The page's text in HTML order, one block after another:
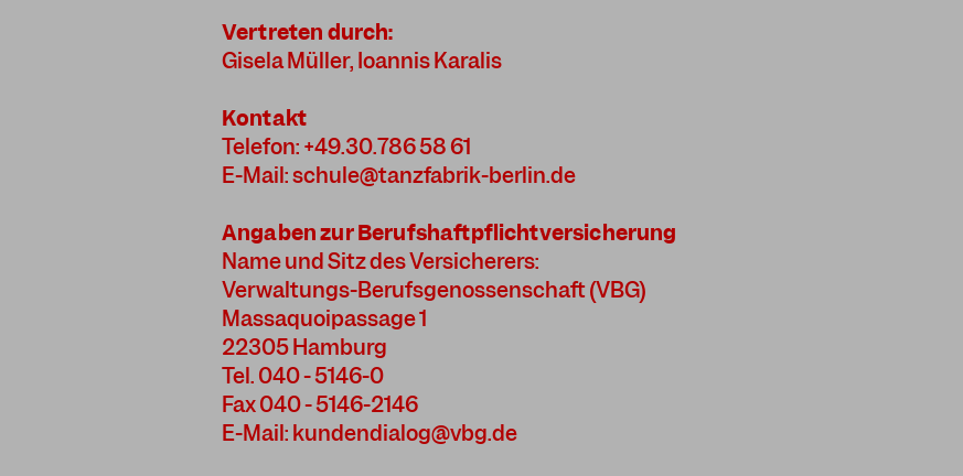
Vertreten durch:
Gisela Müller, Ioannis Karalis
Kontakt
Telefon: +49.30.786 58 61
E-Mail: schule@tanzfabrik-berlin.de
Angaben zur Berufshaftpflichtversicherung
Name und Sitz des Versicherers:
Verwaltungs-Berufsgenossenschaft (VBG)
Massaquoipassage 1
22305 Hamburg
Tel. 040 - 5146-0
Fax 040 - 5146-2146
E-Mail: kundendialog@vbg.de